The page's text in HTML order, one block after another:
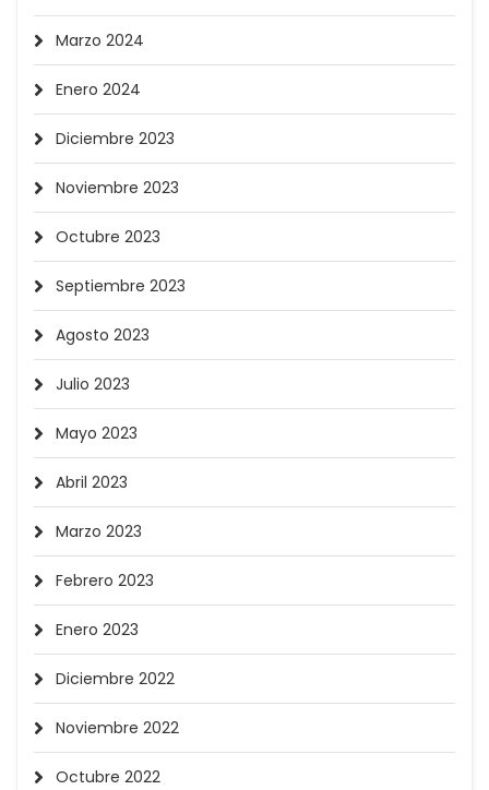
Marzo 2024
Enero 2024
Diciembre 2023
Noviembre 2023
Octubre 2023
Septiembre 2023
Agosto 2023
Julio 2023
Mayo 2023
Abril 2023
Marzo 2023
Febrero 2023
Enero 2023
Diciembre 2022
Noviembre 2022
Octubre 2022